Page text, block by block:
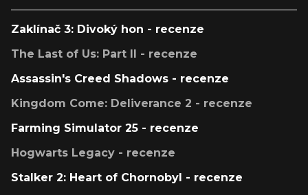
Zaklínač 3: Divoký hon - recenze
The Last of Us: Part II - recenze
Assassin's Creed Shadows - recenze
Kingdom Come: Deliverance 2 - recenze
Farming Simulator 25 - recenze
Hogwarts Legacy - recenze
Stalker 2: Heart of Chornobyl - recenze